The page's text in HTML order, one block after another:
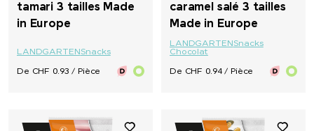
tamari 3 tailles Made
in Europe
LANDGARTENSnacks
De CHF 0.93 / Pièce
caramel salé 3 tailles
Made in Europe
LANDGARTENSnacks
Chocolat
De CHF 0.94 / Pièce